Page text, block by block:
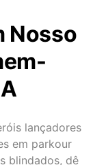
Nosso
lançadores
em parkour
blindados, dê